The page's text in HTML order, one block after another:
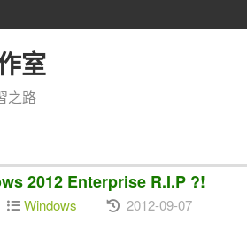
室
之路
2012 Enterprise R.I.P ?!
Windows 2012-09-07